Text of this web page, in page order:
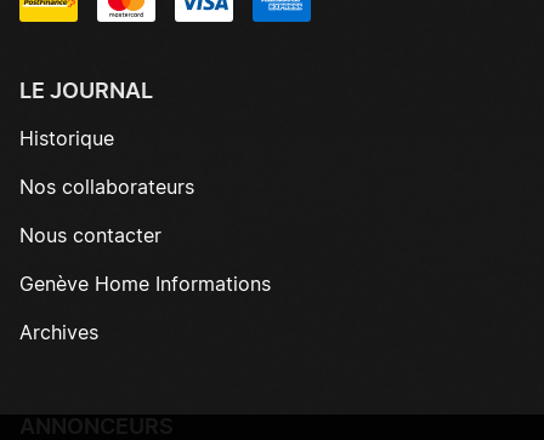
LE JOURNAL
Historique
Nos collaborateurs
Nous contacter
Genève Home Informations
Archives